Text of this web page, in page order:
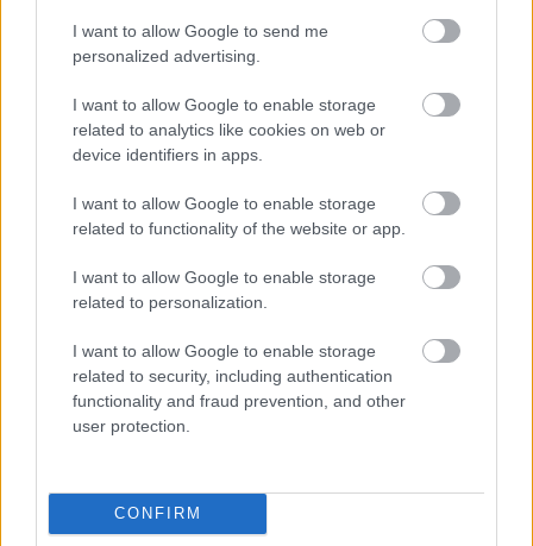
I want to allow Google to send me
personalized advertising.
I want to allow Google to enable storage
related to analytics like cookies on web or
device identifiers in apps.
I want to allow Google to enable storage
related to functionality of the website or app.
I want to allow Google to enable storage
related to personalization.
I want to allow Google to enable storage
related to security, including authentication
functionality and fraud prevention, and other
user protection.
CONFIRM
Címkék: elektromos autó motorolaj outlander
renault zoe
toyota rav4 audi a3 audi r8 hyundai kona tesla model 3
skoda superb nissan leaf
Ajánlott bejegyzések:
Search Marketing Revenue Model
Collapse from Zero-Click AI Answers
Sichtbarkeit für österreichische B2B-
Unternehmen